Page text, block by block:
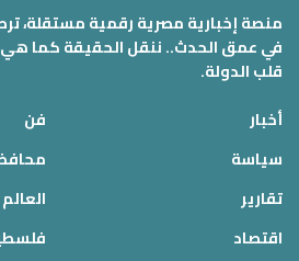
منصة إخبارية مصرية رقمية مستقلة،
في عمق الحدث.. ننقل الحقيقة كما
قلب الدولة.
أخبار
سياسة
تقارير
اقتصاد
فن
العالم